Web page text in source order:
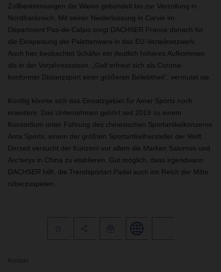
Zollbestimmungen die Waren gebündelt bis zur Verzollung in
Nordfrankreich. Mit seiner Niederlassung in Carvin im
Départment Pas-de-Calais sorgt DACHSER France danach für
die Einspeisung der Palettenware in das EU-Verteilnetzwerk.
Auch hier beobachtet Schäfer ein deutlich höheres Aufkommen
als in der Vorjahressaison. „Golf erfreut sich als Corona-
konformer Distanzsport einer größeren Beliebtheit“, vermutet sie.
Künftig könnte sich das Einsatzgebiet für Amer Sports noch
erweitern. Das Unternehmen gehört seit 2019 zu einem
Konsortium unter Führung des chinesischen Sportartikelkonzerns
Anta Sports, einem der größten Sportartikelhersteller der Welt.
Derzeit versucht der Konzern vor allem die Marken Salomon und
Arc’teryx in China zu etablieren. Gut möglich, dass irgendwann
DACHSER hilft, die Trendsportart Padel auch ins Reich der Mitte
rüberzuspielen.
Kontakt